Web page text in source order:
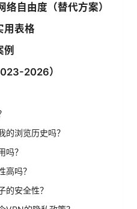
自由度（替代方案）
用表格
例
2026）
的浏览历史吗？
吗？
高吗？
的安全性？